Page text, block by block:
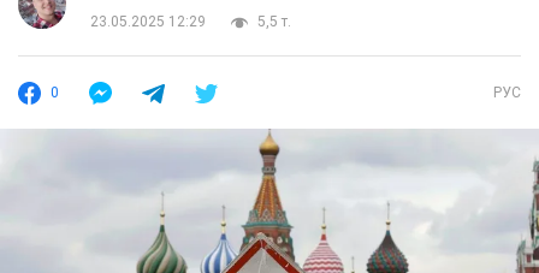
23.05.2025 12:29
5,5 т.
0 РУС